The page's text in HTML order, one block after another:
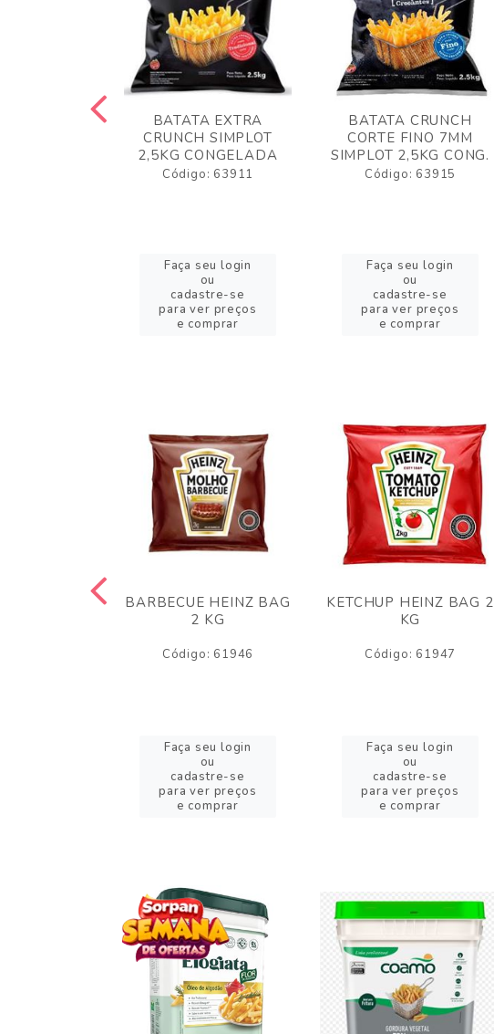
BATATA EXTRA
CRUNCH SIMPLOT
2,5KG CONGELADA
Código: 63911
Faça seu login
ou
cadastre-se
para ver preços
e comprar
BATATA CRUNCH
CORTE FINO 7MM
SIMPLOT 2,5KG CONG.
Código: 63915
Faça seu login
ou
cadastre-se
para ver preços
e comprar
BARBECUE HEINZ BAG
2 KG
Código: 61946
Faça seu login
ou
cadastre-se
para ver preços
e comprar
KETCHUP HEINZ BAG 2
KG
Código: 61947
Faça seu login
ou
cadastre-se
para ver preços
e comprar